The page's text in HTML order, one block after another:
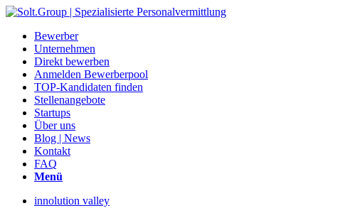
Bewerber
Unternehmen
Direkt bewerben
Anmelden Bewerberpool
TOP-Kandidaten finden
Stellenangebote
Startups
Über uns
Blog | News
Kontakt
FAQ
Menü
innolution valley